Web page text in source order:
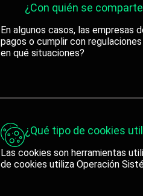
¿Con quién se
En algunos casos, las
pagos o cumplir con
en qué situaciones?
¿Qué tipo de cookies
Las cookies son herramientas
de cookies utiliza Operación